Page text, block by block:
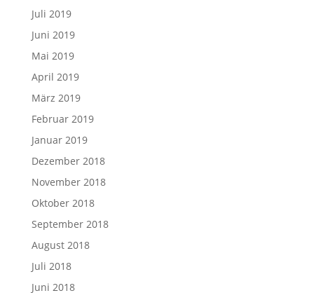
Juli 2019
Juni 2019
Mai 2019
April 2019
März 2019
Februar 2019
Januar 2019
Dezember 2018
November 2018
Oktober 2018
September 2018
August 2018
Juli 2018
Juni 2018